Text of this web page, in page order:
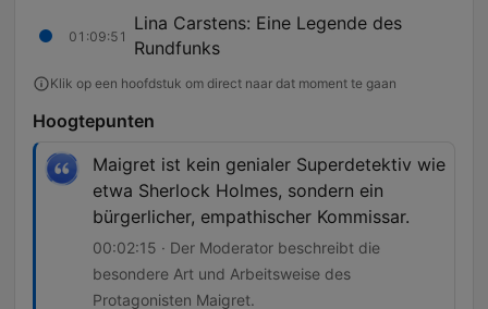
01:09:51
Lina Carstens: Eine Legende des
Rundfunks
Klik op een hoofdstuk om direct naar dat moment te gaan
Hoogtepunten
Maigret ist kein genialer Superdetektiv wie
etwa Sherlock Holmes, sondern ein
bürgerlicher, empathischer Kommissar.
00:02:15 · Der Moderator beschreibt die
besondere Art und Arbeitsweise des
Protagonisten Maigret.